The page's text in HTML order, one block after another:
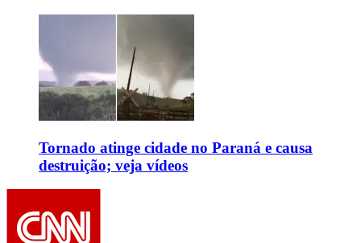
Tornado atinge cidade no Paraná e causa
destruição; veja vídeos